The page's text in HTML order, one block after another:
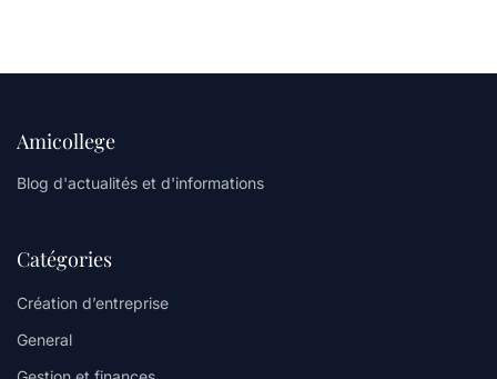
Amicollege
Blog d'actualités et d'informations
Catégories
Création d’entreprise
General